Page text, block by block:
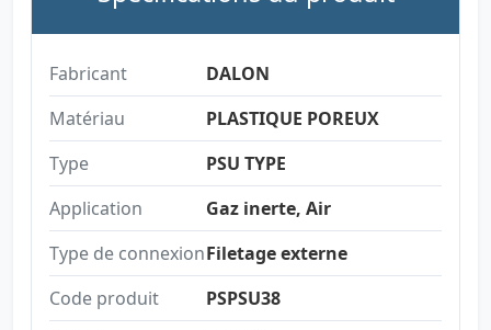
Fabricant
DALON
Matériau
PLASTIQUE POREUX
Type
PSU TYPE
Application
Gaz inerte, Air
Type de connexionFiletage externe
Code produit
PSPSU38